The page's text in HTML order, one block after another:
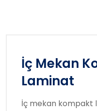
İç Mekan
Laminat
İç mekan kompakt